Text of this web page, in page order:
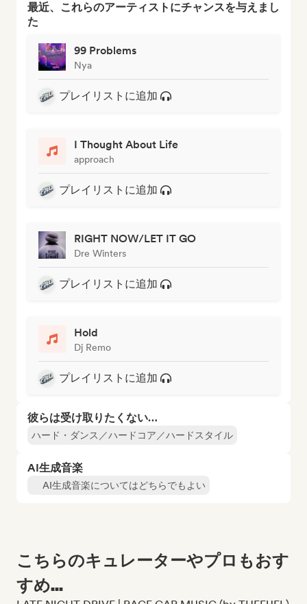
最近、これらのアーティストにチャンスを与えまし
た
99 Problems
Nya
プレイリストに追加
I Thought About Life
approach
プレイリストに追加
RIGHT NOW/LET IT GO
Dre Winters
プレイリストに追加
Hold
Dj Remo
プレイリストに追加
彼らは受け取りたくない…
ハード・ダンス／ハードコア／ハードスタイル
AI生成音楽
AI生成音楽についてはどちらでもよい
こちらのキュレーターやプロもおす
すめ...